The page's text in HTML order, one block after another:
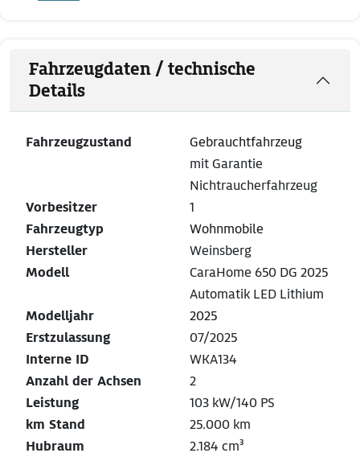
Fahrzeugdaten / technische
Details
Fahrzeugzustand
Gebrauchtfahrzeug
mit Garantie
Nichtraucherfahrzeug
Vorbesitzer
1
Fahrzeugtyp
Wohnmobile
Hersteller
Weinsberg
Modell
CaraHome 650 DG 2025
Automatik LED Lithium
Modelljahr
2025
Erstzulassung
07/2025
Interne ID
WKA134
Anzahl der Achsen
2
Leistung
103 kW/140 PS
km Stand
25.000 km
Hubraum
2.184 cm³